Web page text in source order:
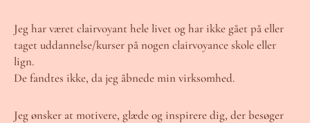
Jeg har været clairvoyant hele livet og har ikke gået på eller
taget uddannelse/kurser på nogen clairvoyance skole eller
lign.
De fandtes ikke, da jeg åbnede min virksomhed.
Jeg ønsker at motivere, glæde og inspirere dig, der besøger